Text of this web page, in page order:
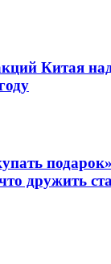
Китая
дружить